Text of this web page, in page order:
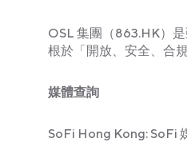
OSL 集團（863.HK）
根於「開放、安全、合
媒體查詢
SoFi Hong Kong: SoFi